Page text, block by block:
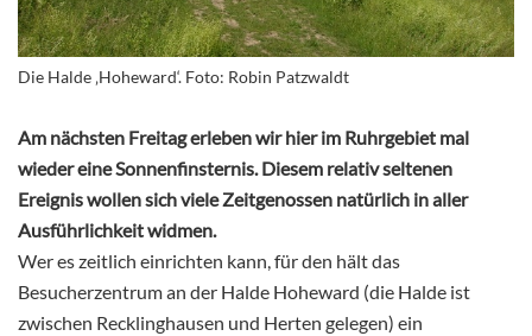
Die Halde ‚Hoheward‘. Foto: Robin Patzwaldt
Am nächsten Freitag erleben wir hier im Ruhrgebiet mal
wieder eine Sonnenfinsternis. Diesem relativ seltenen
Ereignis wollen sich viele Zeitgenossen natürlich in aller
Ausführlichkeit widmen.
Wer es zeitlich einrichten kann, für den hält das
Besucherzentrum an der Halde Hoheward (die Halde ist
zwischen Recklinghausen und Herten gelegen) ein